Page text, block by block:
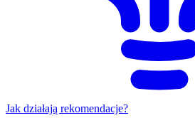
Jak działają rekomendacje?